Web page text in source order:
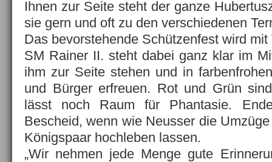
Ihnen zur Seite steht der ganze
sie gern und oft zu den verschiedenen
Das bevorstehende Schützenfest wird
SM Rainer II. steht dabei ganz klar im
ihm zur Seite stehen und in
und Bürger erfreuen. Rot und Grün
lässt noch Raum für Phantasie.
Bescheid, wenn wie Neusser die
Königspaar hochleben lassen.
„Wir nehmen jede Menge gute